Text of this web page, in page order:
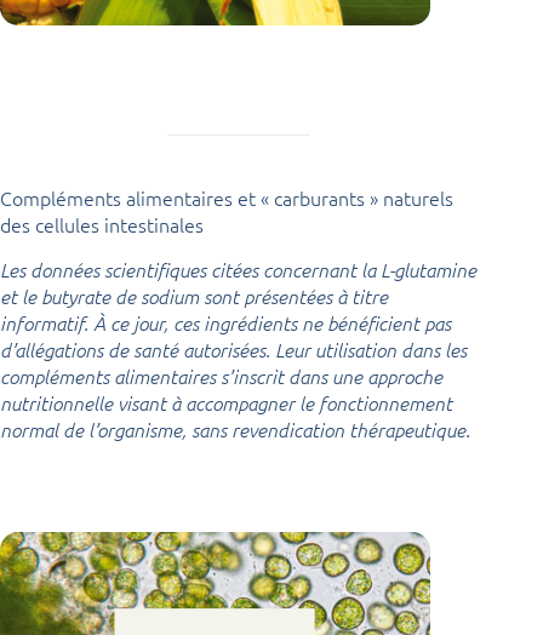
Compléments alimentaires et « carburants » naturels
des cellules intestinales
Les données scientifiques citées concernant la L-glutamine
et le butyrate de sodium sont présentées à titre
informatif. À ce jour, ces ingrédients ne bénéficient pas
d’allégations de santé autorisées. Leur utilisation dans les
compléments alimentaires s’inscrit dans une approche
nutritionnelle visant à accompagner le fonctionnement
normal de l’organisme, sans revendication thérapeutique.